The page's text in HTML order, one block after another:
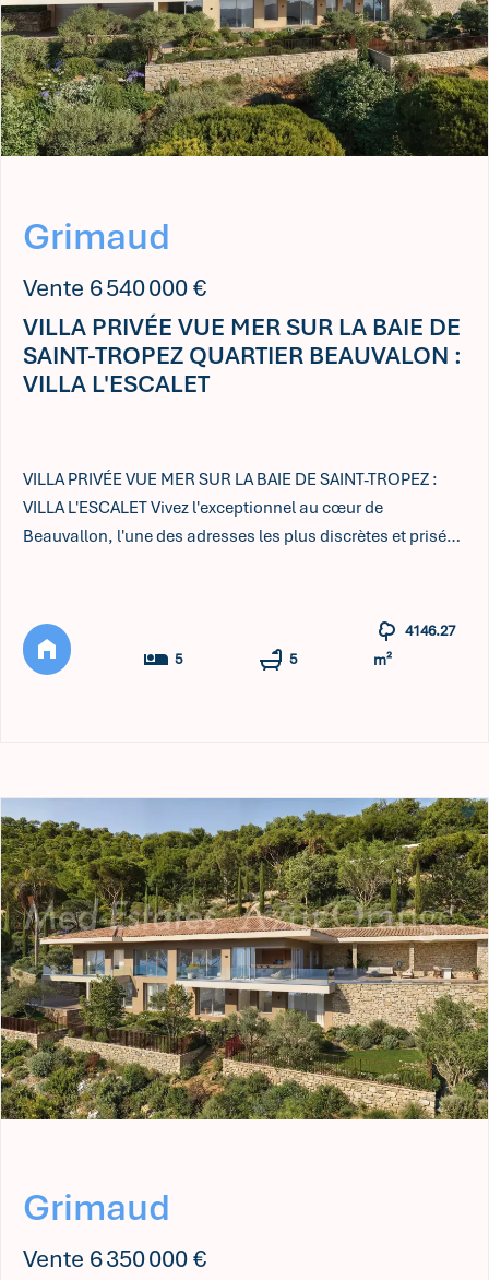
Grimaud
Vente 6 540 000 €
VILLA PRIVÉE VUE MER SUR LA BAIE DE
SAINT-TROPEZ QUARTIER BEAUVALON :
VILLA L'ESCALET
VILLA PRIVÉE VUE MER SUR LA BAIE DE SAINT-TROPEZ :
VILLA L'ESCALET Vivez l'exceptionnel au cœur de
Beauvallon, l'une des adresses les plus discrètes et prisées
véritable harmonie de pierre, de lumière et de panoramas,
redéfinit l'art de vivre en Méditerranée. La VILLA L'ESCALET
s'é ...
5 5
4146.27
m²
Grimaud
Vente 6 350 000 €